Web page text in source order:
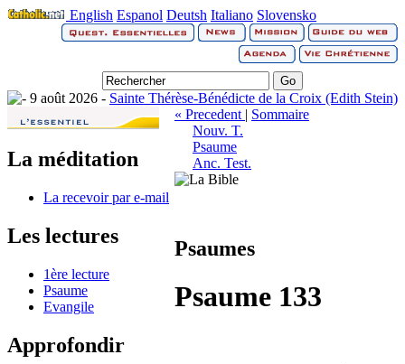
English Espanol Deutsh Italiano Slovensko
9 août 2026 - Sainte Thérèse-Bénédicte de la Croix (Edith Stein)
La méditation
La recevoir par e-mail
Les lectures
1ère lecture
Psaume
Evangile
Approfondir
« Precedent | Sommaire
Nouv. T.
Psaume
Anc. Test.
Psaumes
Psaume 133